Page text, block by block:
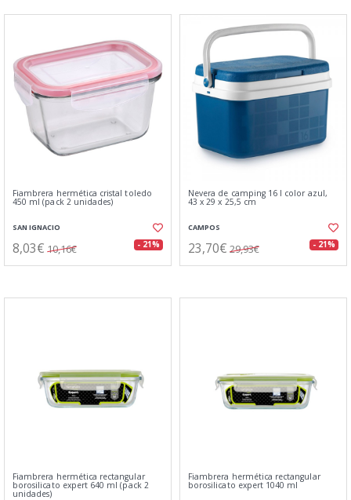
Fiambrera hermética cristal toledo
450 ml (pack 2 unidades)
SAN IGNACIO
8,03€ 10,16€ - 21%
Nevera de camping 16 l color azul,
43 x 29 x 25,5 cm
CAMPOS
23,70€ 29,93€ - 21%
Fiambrera hermética rectangular
borosilicato expert 640 ml (pack 2
unidades)
Fiambrera hermética rectangular
borosilicato expert 1040 ml